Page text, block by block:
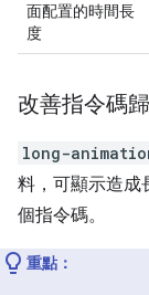
面配置的時間長
度
改善指令碼
long-
料，可顯示造成
個指令碼。
重點：